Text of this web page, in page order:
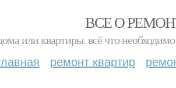
ВСЕ О
или квартиры. всё что
ремонт квартир